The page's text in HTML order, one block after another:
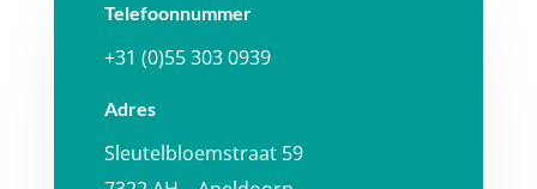
Telefoonnummer
+31 (0)55 303 0939
Adres
Sleutelbloemstraat 59